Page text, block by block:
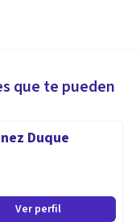
que te pueden
Duque
Ver perfil